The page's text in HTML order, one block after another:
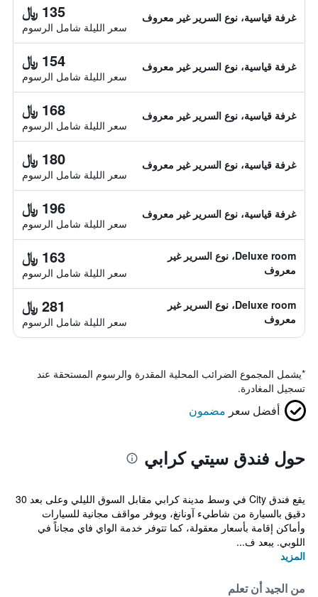
غرفة قياسية، نوع السرير غير معروف 135 ﷼
سعر الليلة شامل الرسوم
غرفة قياسية، نوع السرير غير معروف 154 ﷼
سعر الليلة شامل الرسوم
غرفة قياسية، نوع السرير غير معروف 168 ﷼
سعر الليلة شامل الرسوم
غرفة قياسية، نوع السرير غير معروف 180 ﷼
سعر الليلة شامل الرسوم
غرفة قياسية، نوع السرير غير معروف 196 ﷼
سعر الليلة شامل الرسوم
Deluxe room، نوع السرير غير
معروف
163 ﷼
سعر الليلة شامل الرسوم
Deluxe room، نوع السرير غير
معروف
281 ﷼
سعر الليلة شامل الرسوم
*يشمل المجموع الضرائب المحلية المقدرة والرسوم المستحقة عند
تسجيل المغادرة.
أفضل سعر مضمون
حول فندق سيتي كرابي
يقع فندق City في وسط مدينة كرابي مقابل السوق الليلي وعلى بعد 30
دقيق بالسيارة من شاطيء آونانغ، ويوفر مواقف مجانية للسيارات
وأماكن إقامة بأسعار معقولة، كما تتوفر خدمة الواي فاي مجاناً في
اللوبي. يبعد ف...
المزيد
من الجيد أن تعلم